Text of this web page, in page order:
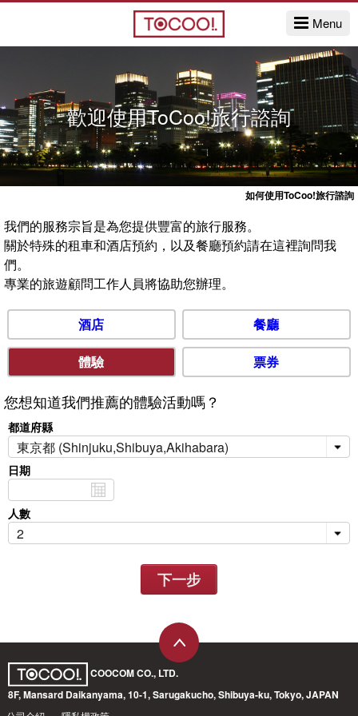
Menu
歡迎使用ToCoo!旅行諮詢
如何使用ToCoo!旅行諮詢
我們的服務宗旨是為您提供豐富的旅行服務。
關於特殊的租車和酒店預約，以及餐廳預約請在這裡詢問我
們。
專業的旅遊顧問工作人員將協助您辦理。
酒店 餐廳
體驗 票券
您想知道我們推薦的體驗活動嗎？
都道府縣
日期
人數
下一步
COOCOM CO., LTD.
8F, Mansard Daikanyama, 10-1, Sarugakucho, Shibuya-ku, Tokyo, JAPAN